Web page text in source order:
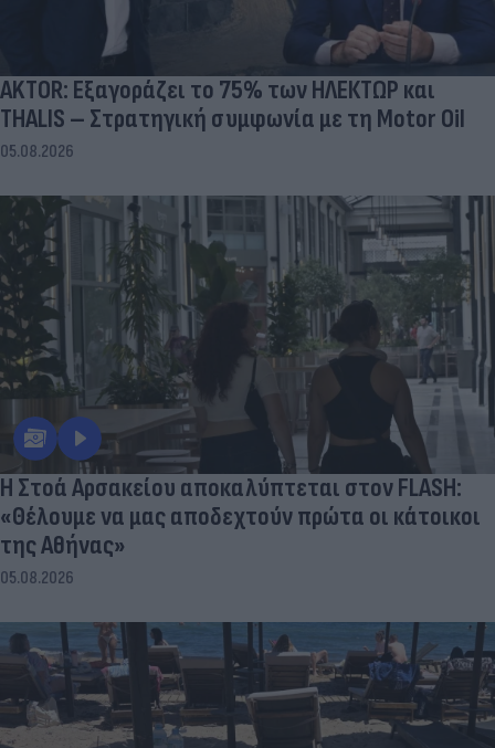
AKTOR: Εξαγοράζει το 75% των ΗΛΕΚΤΩΡ και
THALIS – Στρατηγική συμφωνία με τη Motor Oil
05.08.2026
Η Στοά Αρσακείου αποκαλύπτεται στον FLASH:
«Θέλουμε να μας αποδεχτούν πρώτα οι κάτοικοι
της Αθήνας»
05.08.2026